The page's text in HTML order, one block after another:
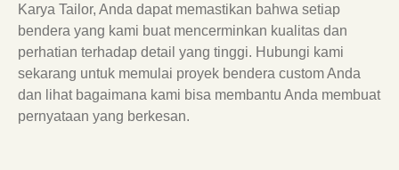
Karya Tailor, Anda dapat memastikan bahwa setiap
bendera yang kami buat mencerminkan kualitas dan
perhatian terhadap detail yang tinggi. Hubungi kami
sekarang untuk memulai proyek bendera custom Anda
dan lihat bagaimana kami bisa membantu Anda membuat
pernyataan yang berkesan.